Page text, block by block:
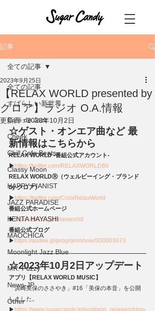
記事
全ての記事
すばらしい新世界
Café de Jazz
Cheek
Chill Cafe Beats
Classy Moon
HAPPY PIANIST
JAZZ PARADISE
KENTA HAYASHI
MAOCHICA
Moonlight Jazz Blue
MR. Fuzzy
News-JP
Other
全ての記事
【RELAX WORLD presented by
クロア】ラジオ O.A.情報
2023年9月25日
更新日：2023年10月2日
☆ゲスト・オンエア曲など 最
新情報はこちらから
RELAX WORLD -番組公式アカウント-
▶ https://twitter.com/RELAXWORLD80
RELAX WORLDⓇ（ウェルビーイング・ブランド
by クロア）
▶ https://twitter.com/CroixRelaxWorld
番組公式ホームページ
▶https://tfm.co.jp/relaxworld/
番組公式ブログ
▶ https://audee.jp/program/show/300003673
☆2023年10月2日アップデート
アプリ【RELAX WORLD MUSIC】
「浜崎美保のささやき」#16「美保の本音」を公開
しました。
▶ https://www.sugarcandy.jp/post/app_relaxworldmu